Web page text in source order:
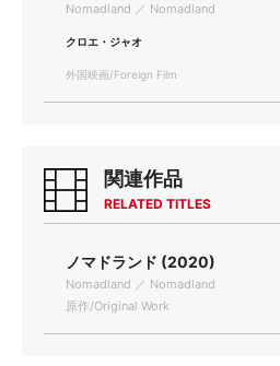
Nomadland ／ Nomadland
クロエ・ジャオ
外国映画/Foreign Film
関連作品
RELATED TITLES
ノマドランド (2020)
Nomadland ／ Nomadland
原作/Original Work